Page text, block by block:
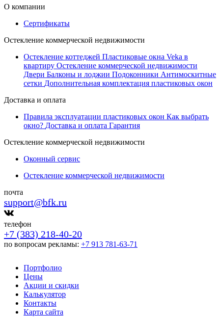
О компании
Сертификаты
Остекление коммерческой недвижимости
Остекление коттеджей Пластиковые окна Veka в
квартиру Остекление коммерческой недвижимости
Двери Балконы и лоджии Подоконники Антимоскитные
сетки Дополнительная комплектация пластиковых окон
Доставка и оплата
Правила эксплуатации пластиковых окон Как выбрать
окно? Доставка и оплата Гарантия
Остекление коммерческой недвижимости
Оконный сервис
Остекление коммерческой недвижимости
почта
support@bfk.ru
телефон
+7 (383) 218-40-20
по вопросам рекламы: +7 913 781-63-71
Портфолио
Цены
Акции и скидки
Калькулятор
Контакты
Карта сайта